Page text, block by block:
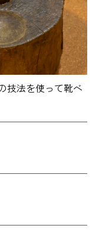
技法を使って靴べ